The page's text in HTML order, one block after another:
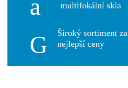
multifokální skla
Široký sortiment za
nejlepší ceny